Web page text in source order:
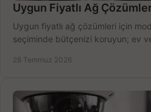
Uygun Fiyatlı Ağ
Uygun fiyatlı ağ çözümleri için
seçiminde bütçenizi koruyun; ev
28 Temmuz 2026